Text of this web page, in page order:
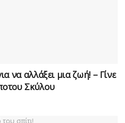
να αλλάξει μια ζωή! – Γίνε
Σκύλου